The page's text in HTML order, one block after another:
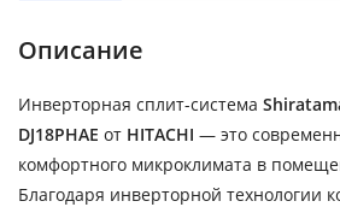
Описание
Инверторная сплит-система
DJ18PHAE от HITACHI — это
комфортного микроклимата в
Благодаря инверторной технологии